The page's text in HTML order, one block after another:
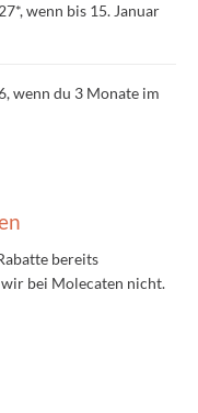
wenn bis 15. Januar
wenn du 3 Monate im
bereits
bei Molecaten nicht.